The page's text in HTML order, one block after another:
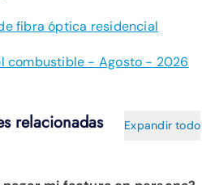
fibra óptica residencial
combustible - Agosto - 2026
relacionadas Expandir todo